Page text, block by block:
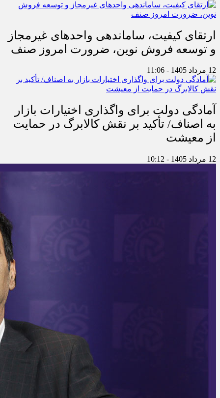
ارتقای کیفیت، ساماندهی واحدهای غیرمجاز
و توسعه فروش نوین، ضرورت امروز صنف
12 مرداد 1405 - 11:06
آمادگی دولت برای واگذاری اختیارات بازار
به اصناف/ تأکید بر نقش کالابرگ در حمایت
از معیشت
12 مرداد 1405 - 10:12